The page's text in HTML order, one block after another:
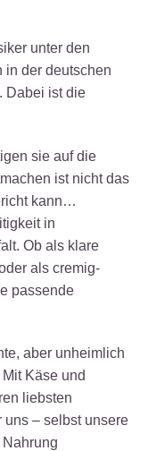
unter den
in der deutschen
Dabei ist die
sie auf die
ist nicht das
kann…
in
Ob als klare
als cremig-
passende
aber unheimlich
Käse und
liebsten
uns – selbst unsere